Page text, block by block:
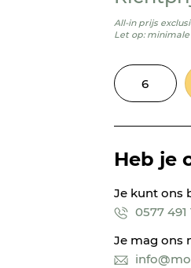
All-in prijs
Let op:
Heb je
Je kunt ons
0577 491
Je mag ons